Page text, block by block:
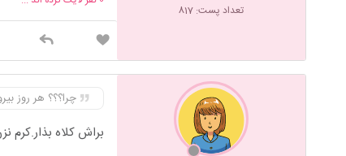
تعداد پست: 817
چرا؟؟؟ هر روز
براش کلاه